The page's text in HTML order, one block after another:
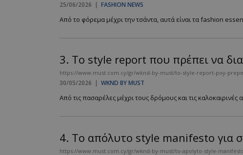
25/06/2026 | FASHION NEWS
Από το φόρεμα μέχρι την τσάντα, αυτά είναι τα fashion
3. Το style report που πρέπει να
https://www.must.com.cy/gr/wknd-by-must/to-style-report-poy-
30/05/2026 | WKND BY MUST
Από τις πασαρέλες μέχρι τους δρόμους και τις
4. Το απόλυτο style manifesto για
https://www.must.com.cy/gr/wknd-by-must/to-apolyto-style-